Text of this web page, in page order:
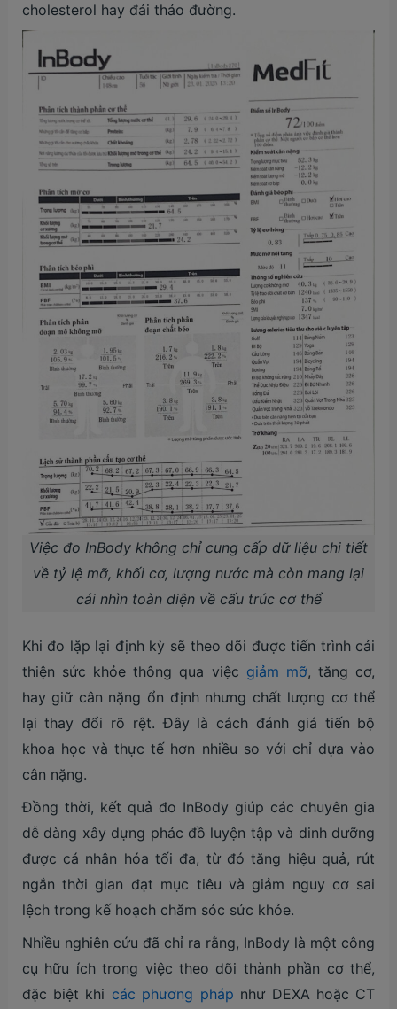
cholesterol hay đái tháo đường.
Việc đo InBody không chỉ cung cấp dữ liệu chi tiết
về tỷ lệ mỡ, khối cơ, lượng nước mà còn mang lại
cái nhìn toàn diện về cấu trúc cơ thể
Khi đo lặp lại định kỳ sẽ theo dõi được tiến trình cải
thiện sức khỏe thông qua việc giảm mỡ, tăng cơ,
hay giữ cân nặng ổn định nhưng chất lượng cơ thể
lại thay đổi rõ rệt. Đây là cách đánh giá tiến bộ
khoa học và thực tế hơn nhiều so với chỉ dựa vào
cân nặng.
Đồng thời, kết quả đo InBody giúp các chuyên gia
dễ dàng xây dựng phác đồ luyện tập và dinh dưỡng
được cá nhân hóa tối đa, từ đó tăng hiệu quả, rút
ngắn thời gian đạt mục tiêu và giảm nguy cơ sai
lệch trong kế hoạch chăm sóc sức khỏe.
Nhiều nghiên cứu đã chỉ ra rằng, InBody là một công
cụ hữu ích trong việc theo dõi thành phần cơ thể,
đặc biệt khi các phương pháp như DEXA hoặc CT